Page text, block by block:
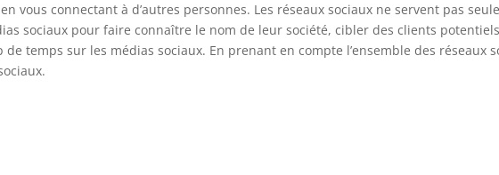
vous connectant à d’autres personnes. Les réseaux sociaux ne servent pas
sociaux pour faire connaître le nom de leur société, cibler des clients
temps sur les médias sociaux. En prenant en compte l’ensemble des réseaux